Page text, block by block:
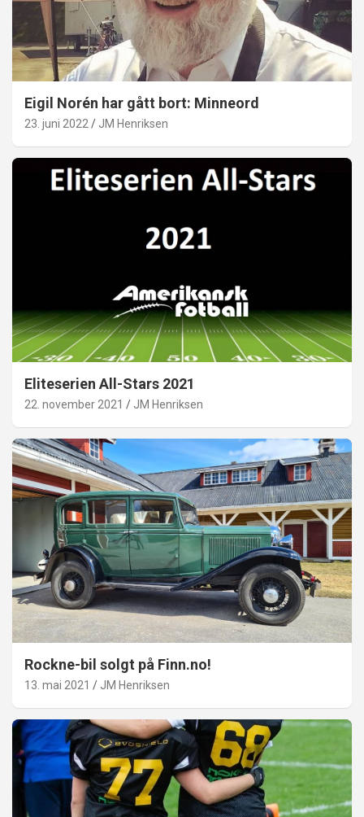
Eigil Norén har gått bort: Minneord
23. juni 2022 JM Henriksen
Eliteserien All-Stars 2021
22. november 2021 JM Henriksen
Rockne-bil solgt på Finn.no!
13. mai 2021 JM Henriksen